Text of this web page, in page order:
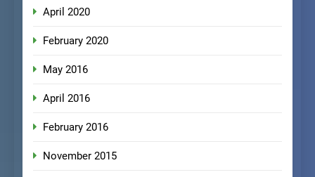
April 2020
February 2020
May 2016
April 2016
February 2016
November 2015